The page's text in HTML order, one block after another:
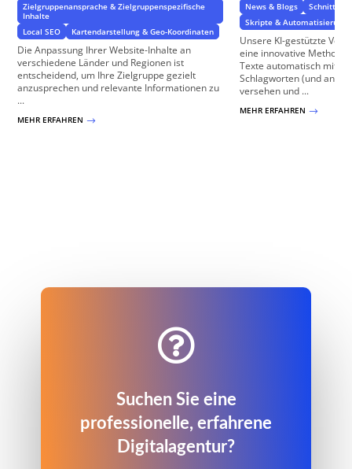
Zielgruppenansprache & Zielgruppenspezifische
Inhalte
Local SEO
Kartendarstellung & Geo-Koordinaten
Die Anpassung Ihrer Website-Inhalte an
verschiedene Länder und Regionen ist
entscheidend, um Ihre Zielgruppe gezielt
anzusprechen und relevante Informationen zu
...
MEHR ERFAHREN $
News & Blogs
Skripte & Automatisierung
Unsere KI-gestützte
eine innovative
Texte automatisch mit
Schlagworten (und
versehen und ...
MEHR ERFAHREN $

Suchen Sie eine
professionelle, erfahrene
Digitalagentur?